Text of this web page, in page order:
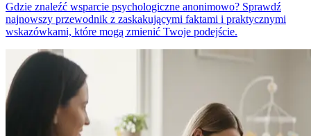
Gdzie znaleźć wsparcie psychologiczne anonimowo? Sprawdź
najnowszy przewodnik z zaskakującymi faktami i praktycznymi
wskazówkami, które mogą zmienić Twoje podejście.